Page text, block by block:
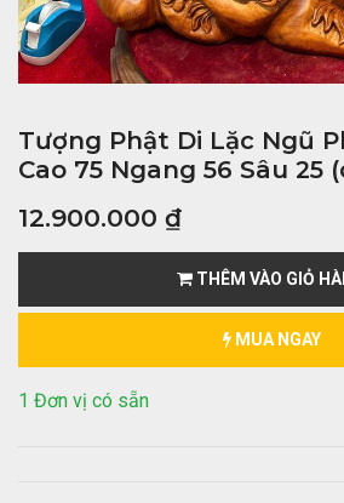
Tượng Phật Di Lặc Ngũ
Cao 75 Ngang 56 Sâu 25
12.900.000 ₫
THÊM VÀO GIỎ
MUA NGAY
1 Đơn vị có sẵn